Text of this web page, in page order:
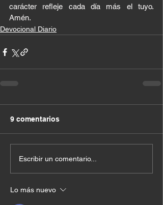
carácter refleje cada día más el tuyo.
Amén.
Devocional Diario
9 comentarios
Escribir un comentario...
Lo más nuevo